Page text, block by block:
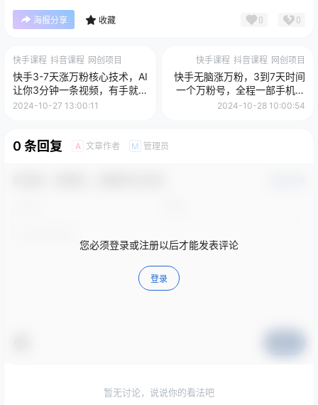
海报分享 收藏 0 0
快手课程 抖音课程 网创项目
快手3-7天涨万粉核心技术，AI
让你3分钟一条视频，有手就
行，可矩阵，月入2W
2024-10-27 13:00:11
快手课程 抖音课程 网创项目
快手无脑涨万粉，3到7天时间
一个万粉号，全程一部手机轻
松操作，每天只需两分钟，变
2024-10-28 10:00:54
0 条回复 A 文章作者 M 管理员
您必须登录或注册以后才能发表评论
登录
暂无讨论，说说你的看法吧